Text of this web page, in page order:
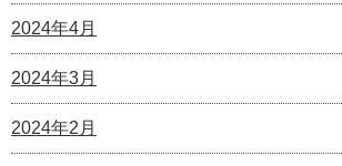
2024年4月
2024年3月
2024年2月